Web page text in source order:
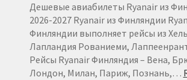
Дешевые авиабилеты Ryanair из
2026-2027 Ryanair из Финляндии
Финляндии выполняет рейсы из
Лапландия Рованиеми,
Рейсы Ryanair Финляндия – Вена,
Лондон, Милан, Париж, Познань,…